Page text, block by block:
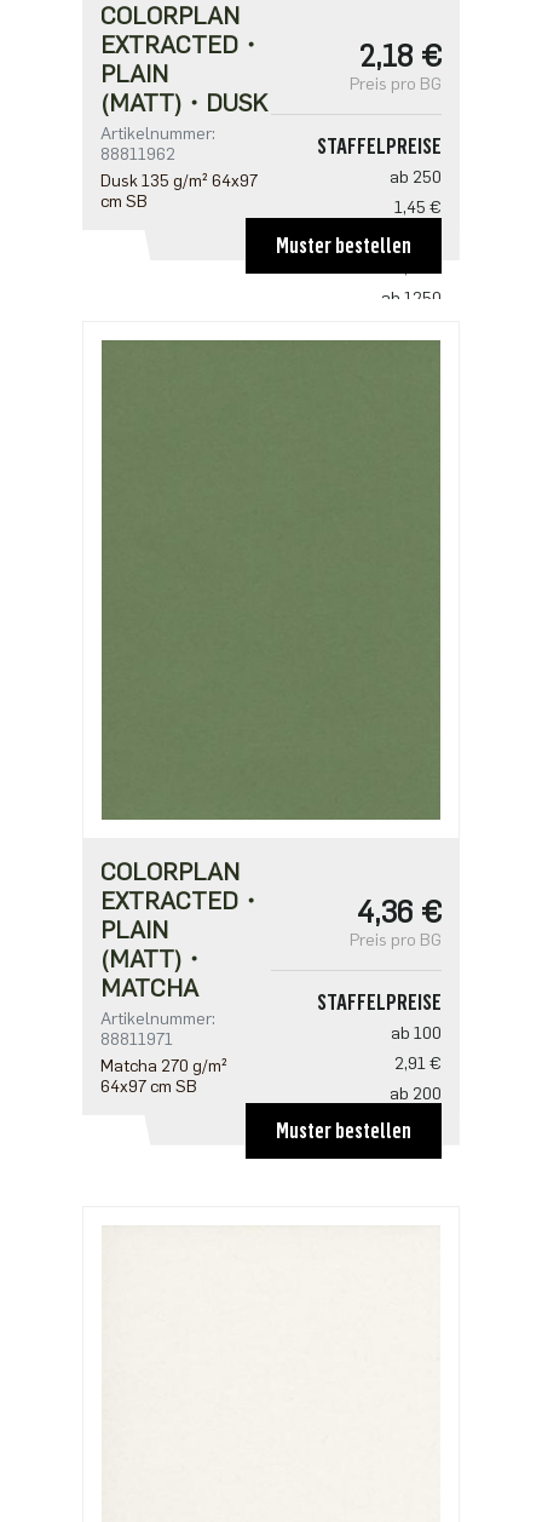
COLORPLAN
EXTRACTED・
PLAIN
(MATT)・DUSK
Artikelnummer:
88811962
Dusk 135 g/m² 64x97
cm SB
2,18 €
Preis pro BG
STAFFELPREISE
ab 250
1,45 €
ab 500
ab 1250
Muster bestellen
COLORPLAN
EXTRACTED・
PLAIN
(MATT)・
MATCHA
Artikelnummer:
88811971
Matcha 270 g/m²
64x97 cm SB
4,36 €
Preis pro BG
STAFFELPREISE
ab 100
2,91 €
ab 200
2,81 €
ab 500
Muster bestellen